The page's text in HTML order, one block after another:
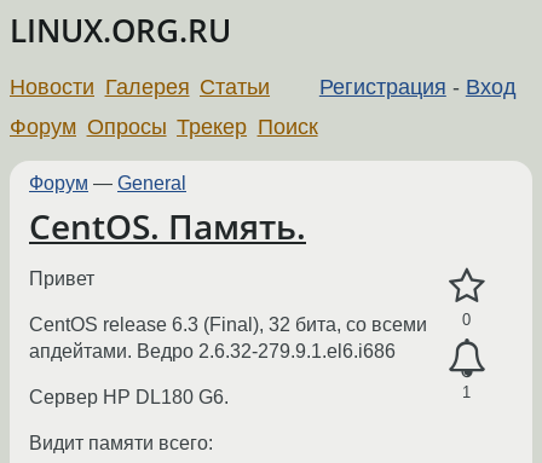
LINUX.ORG.RU
Регистрация - Вход
Новости Галерея Статьи
Форум Опросы Трекер Поиск
Форум — General
CentOS. Память.
0
1
Привет
CentOS release 6.3 (Final), 32 бита, со всеми
апдейтами. Ведро 2.6.32-279.9.1.el6.i686
Сервер HP DL180 G6.
Видит памяти всего: